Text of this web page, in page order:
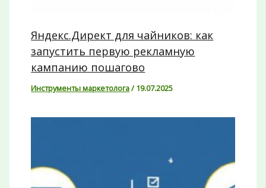
Яндекс.Директ для чайников: как
запустить первую рекламную
кампанию пошагово
Инструменты маркетолога/ 19.07.2025